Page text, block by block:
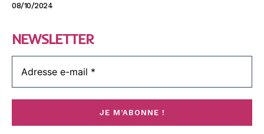
08/10/2024
NEWSLETTER